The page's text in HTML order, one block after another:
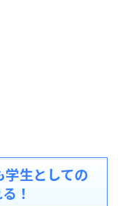
生としての
！